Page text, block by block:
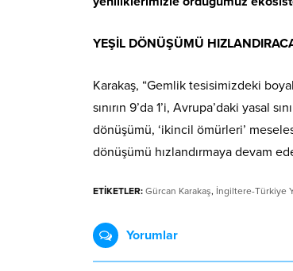
YEŞİL DÖNÜŞÜMÜ
Karakaş, “Gemlik tesisimizdeki
sınırın 9’da 1’i, Avrupa’daki yasal
dönüşümü, ‘ikincil ömürleri’
dönüşümü hızlandırmaya devam
ETİKETLER: Gürcan Karakaş, İngiltere-Türkiye
Yorumlar